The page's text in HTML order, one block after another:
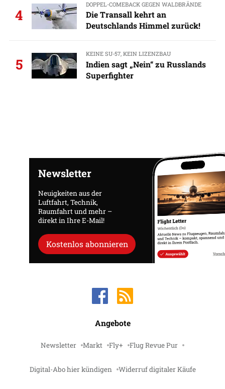
4
DOPPEL-COMEBACK GEGEN WALDBRÄNDE
Die Transall kehrt an
Deutschlands Himmel zurück!
5
KEINE SU-57, KEIN LIZENZBAU
Indien sagt „Nein“ zu Russlands
Superfighter
Newsletter
Neuigkeiten aus der
Luftfahrt, Technik,
Raumfahrt und mehr –
direkt in Ihre E-Mail!
Kostenlos abonnieren
Angebote
Newsletter Markt Fly+ Flug Revue Pur
Digital-Abo hier kündigen Widerruf digitaler Käufe